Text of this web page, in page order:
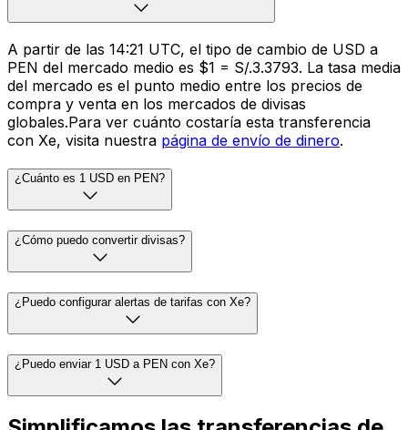
A partir de las 14:21 UTC, el tipo de cambio de USD a
PEN del mercado medio es $1 = S/.3.3793. La tasa media
del mercado es el punto medio entre los precios de
compra y venta en los mercados de divisas
globales.Para ver cuánto costaría esta transferencia
con Xe, visita nuestra página de envío de dinero.
¿Cuánto es 1 USD en PEN?
¿Cómo puedo convertir divisas?
¿Puedo configurar alertas de tarifas con Xe?
¿Puedo enviar 1 USD a PEN con Xe?